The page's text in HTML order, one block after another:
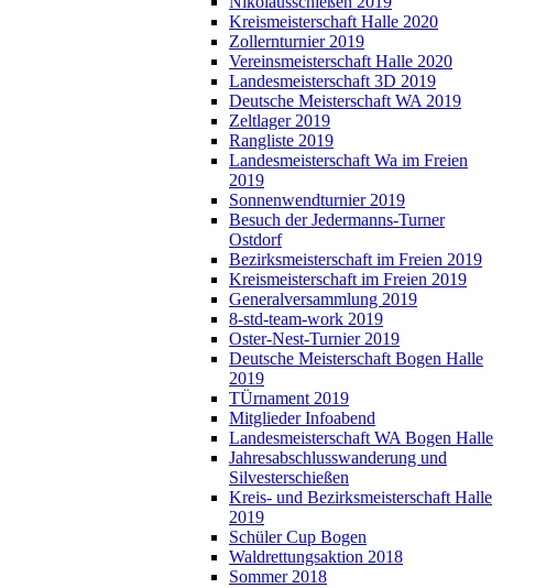
Kreismeisterschaft Halle 2020
Zollernturnier 2019
Vereinsmeisterschaft Halle 2020
Landesmeisterschaft 3D 2019
Deutsche Meisterschaft WA 2019
Zeltlager 2019
Rangliste 2019
Landesmeisterschaft Wa im Freien
2019
Sonnenwendturnier 2019
Besuch der Jedermanns-Turner
Ostdorf
Bezirksmeisterschaft im Freien 2019
Kreismeisterschaft im Freien 2019
Generalversammlung 2019
8-std-team-work 2019
Oster-Nest-Turnier 2019
Deutsche Meisterschaft Bogen Halle
2019
TÜrnament 2019
Mitglieder Infoabend
Landesmeisterschaft WA Bogen Halle
Jahresabschlusswanderung und
Silvesterschießen
Kreis- und Bezirksmeisterschaft Halle
2019
Schüler Cup Bogen
Waldrettungsaktion 2018
Sommer 2018